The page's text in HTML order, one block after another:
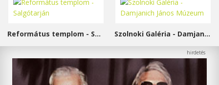
Református templom - Salgótarján Szolnoki Galéria - Damjanich János Múzeum